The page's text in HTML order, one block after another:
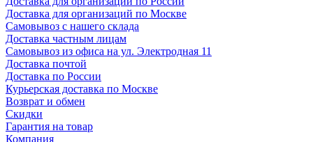
Доставка для организаций по Москве
Самовывоз с нашего склада
Доставка частным лицам
Самовывоз из офиса на ул. Электродная 11
Доставка почтой
Доставка по России
Курьерская доставка по Москве
Возврат и обмен
Скидки
Гарантия на товар
Компания